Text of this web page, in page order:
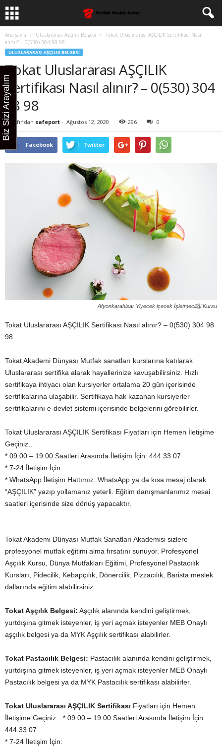
Ana sayfa Uluslararası Aşçılık Belgesi
Tokat Uluslararası AŞÇILIK Sertifikası Nasıl
alınır? – 0(530) 304 98 98
ULUSLARARASI AŞÇILIK BELGESI
Tokat Uluslararası AŞÇILIK
Sertifikası Nasıl alınır? – 0(530) 304
98 98
Tarafından safeport - Ağustos 12, 2020 296 0
Facebook Twitter
Afyonkarahisar Yiyecek içecek İşletmeciliği Kursu
Tokat Uluslararası AŞÇILIK Sertifikası Nasıl alınır? – 0(530) 304 98
98
Tokat Akademi Dünyası Mutfak sanatları kurslarına katılarak
Uluslararası sertifika alarak hayallerinize kavuşabilirsiniz. Hızlı
sertifikaya ihtiyacı olan kursiyerler ortalama 20 gün içerisinde
sertifikalarına ulaşabilir. Sertifikaya hak kazanan kursiyerler
sertifikalarını e-devlet sistemi içerisinde belgelerini görebilirler.
Tokat Uluslararası AŞÇILIK Sertifikası Fiyatları için Hemen İletişime
Geçiniz…
* 09:00 – 19:00 Saatleri Arasında İletişim İçin: 444 33 07
* 7-24 İletişim İçin:
* WhatsApp İletişim Hattımız: WhatsApp ya da kısa mesaj olarak
“AŞÇILIK” yazıp yollamanız yeterli. Eğitim danışmanlarımız mesai
saatleri içerisinde size dönüş yapacaktır.
Tokat Akademi Dünyası Mutfak Sanatları Akademisi sizlere
profesyonel mutfak eğitimi alma fırsatını sunuyor. Profesyonel
Aşçılık Kursu, Dünya Mutfakları Eğitimi, Profesyonel Pastacılık
Kursları, Pidecilik, Kebapçılık, Dönercilik, Pizzacılık, Barista meslek
dallarında eğitim alabilirsiniz.
Tokat Aşçılık Belgesi: Aşçılık alanında kendini geliştirmek,
yurtdışına gitmek isteyenler, iş yeri açmak isteyenler MEB Onaylı
aşçılık belgesi ya da MYK Aşçılık sertifikası alabilirler.
Tokat Pastacılık Belgesi: Pastacılık alanında kendini geliştirmek,
yurtdışına gitmek isteyenler, iş yeri açmak isteyenler MEB Onaylı
Pastacılık belgesi ya da MYK Pastacılık sertifikası alabilirler.
Tokat Uluslararası AŞÇILIK Sertifikası Fiyatları için Hemen
İletişime Geçiniz…* 09:00 – 19:00 Saatleri Arasında İletişim İçin:
444 33 07
* 7-24 İletişim İçin:
Biz Sizi Arayalım